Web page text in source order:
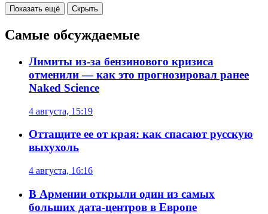
Показать ещё Скрыть
Самые обсуждаемые
Лимиты из-за бензинового кризиса
отменили — как это прогнозировал ранее
Naked Science
4 августа, 15:19
Оттащите ее от края: как спасают русскую
выхухоль
4 августа, 16:16
В Армении открыли один из самых
больших дата-центров в Европе